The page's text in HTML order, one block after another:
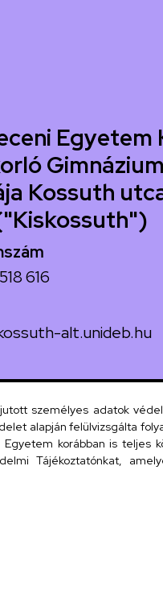
Egyetem
Kossuth
616
alt.unideb.hu
Kossuth
Szervezeti
személyes adatok
alapján felülvizsgálta
korábban is teljes
Tájékoztatónkat,